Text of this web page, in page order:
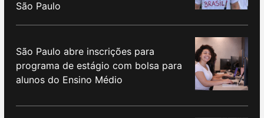
São Paulo
São Paulo abre inscrições para
programa de estágio com bolsa para
alunos do Ensino Médio